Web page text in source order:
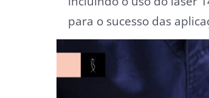
para o sucesso das